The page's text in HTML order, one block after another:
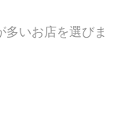
いお店を選びま